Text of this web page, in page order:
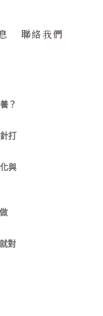
聯絡我們
？
打
與
對